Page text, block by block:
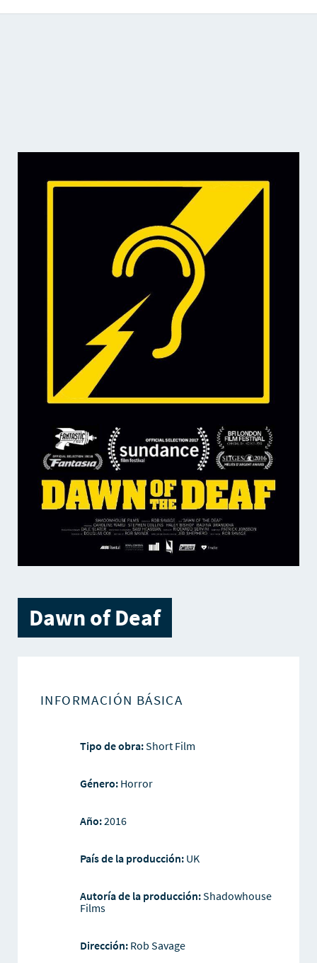
Dawn of Deaf
INFORMACIÓN BÁSICA
Tipo de obra:Short Film
Género:Horror
Año:2016
País de la producción: UK
Autoría de la producción:Shadowhouse
Films
Dirección: Rob Savage